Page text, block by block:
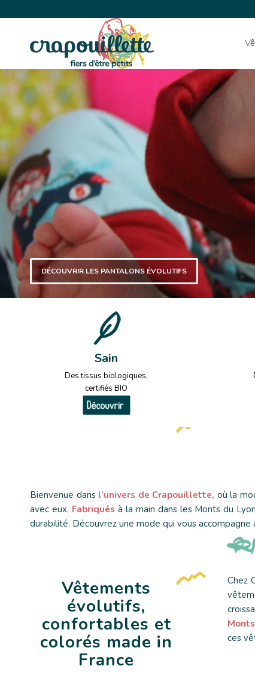
DÉCOUVRIR LES PANTALONS ÉVOLUTIFS
Sain
Des tissus biologiques,
certifiés BIO
Bienvenue dansl’univers de Crapouillette, où la
avec eux. Fabriqués à la main dans les Monts du
durabilité. Découvrez une mode qui vous accompagne
Vêtements
évolutifs,
confortables et
colorés made in
France
Chez
ces